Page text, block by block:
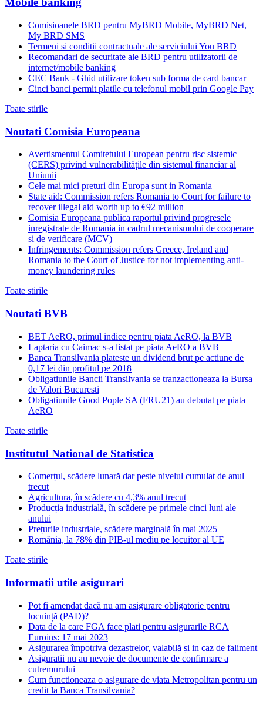
Comisioanele BRD pentru MyBRD Mobile, MyBRD Net,
My BRD SMS
Termeni si conditii contractuale ale serviciului You BRD
Recomandari de securitate ale BRD pentru utilizatorii de
internet/mobile banking
CEC Bank - Ghid utilizare token sub forma de card bancar
Cinci banci permit platile cu telefonul mobil prin Google Pay
Toate stirile
Noutati Comisia Europeana
Avertismentul Comitetului European pentru risc sistemic
(CERS) privind vulnerabilitățile din sistemul financiar al
Uniunii
Cele mai mici preturi din Europa sunt in Romania
State aid: Commission refers Romania to Court for failure to
recover illegal aid worth up to €92 million
Comisia Europeana publica raportul privind progresele
inregistrate de Romania in cadrul mecanismului de cooperare
si de verificare (MCV)
Infringements: Commission refers Greece, Ireland and
Romania to the Court of Justice for not implementing anti-
money laundering rules
Toate stirile
Noutati BVB
BET AeRO, primul indice pentru piata AeRO, la BVB
Laptaria cu Caimac s-a listat pe piata AeRO a BVB
Banca Transilvania plateste un dividend brut pe actiune de
0,17 lei din profitul pe 2018
Obligatiunile Bancii Transilvania se tranzactioneaza la Bursa
de Valori Bucuresti
Obligatiunile Good Pople SA (FRU21) au debutat pe piata
AeRO
Toate stirile
Institutul National de Statistica
Comerțul, scădere lunară dar peste nivelul cumulat de anul
trecut
Agricultura, în scădere cu 4,3% anul trecut
Producția industrială, în scădere pe primele cinci luni ale
anului
Prețurile industriale, scădere marginală în mai 2025
România, la 78% din PIB-ul mediu pe locuitor al UE
Toate stirile
Informatii utile asigurari
Pot fi amendat dacă nu am asigurare obligatorie pentru
locuință (PAD)?
Data de la care FGA face plati pentru asigurarile RCA
Euroins: 17 mai 2023
Asigurarea împotriva dezastrelor, valabilă și in caz de faliment
Asiguratii nu au nevoie de documente de confirmare a
cutremurului
Cum functioneaza o asigurare de viata Metropolitan pentru un
credit la Banca Transilvania?